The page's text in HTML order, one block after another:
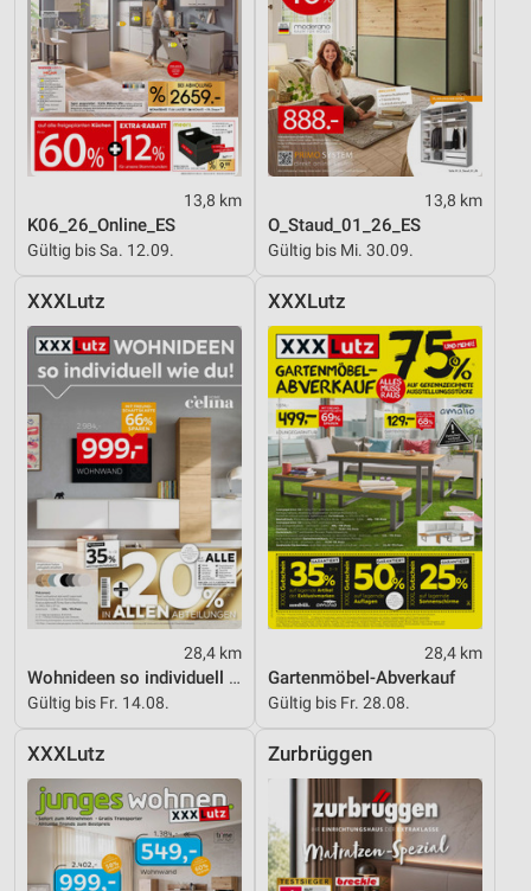
13,8 km
K06_26_Online_ES
Gültig bis Sa. 12.09.
13,8 km
O_Staud_01_26_ES
Gültig bis Mi. 30.09.
XXXLutz
28,4 km
Wohnideen so individuell wie du!
Gültig bis Fr. 14.08.
XXXLutz
28,4 km
Gartenmöbel-Abverkauf
Gültig bis Fr. 28.08.
XXXLutz Zurbrüggen
Geräte anhand von aktiv angeforderten
Informationen identifizieren
Nicht-IAB-Verarbeitungszwecke:
Notwendig
Performance
Werbung